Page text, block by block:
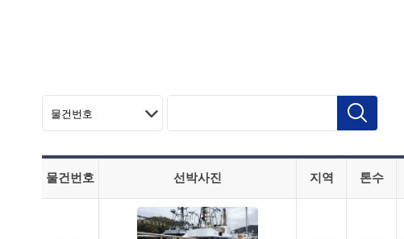
물건번호 선박사진 지역 톤수